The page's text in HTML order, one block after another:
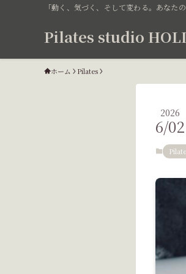
「動く、気づく、そして変わる。あな
Pilates studio
ホーム Pilates
2026
6/02